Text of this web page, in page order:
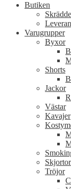
Butiken
Varugrupper
Byxor
Shorts
Jackor
Västar
Kavajer
Skjortor
Tröjor